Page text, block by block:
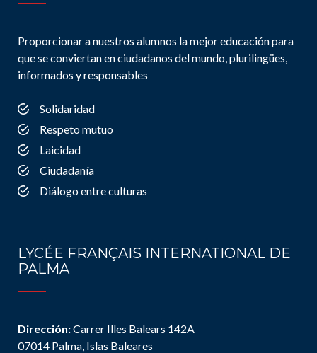
Proporcionar a nuestros alumnos la mejor educación para
que se conviertan en ciudadanos del mundo, plurilingües,
informados y responsables
Solidaridad
Respeto mutuo
Laicidad
Ciudadanía
Diálogo entre culturas
LYCÉE FRANÇAIS INTERNATIONAL DE
PALMA
Dirección:Carrer Illes Balears 142A
07014 Palma, Islas Baleares